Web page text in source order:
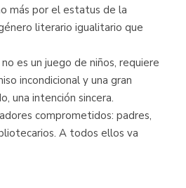
más por el estatus de la
literario igualitario que
es un juego de niños, requiere
incondicional y una gran
una intención sincera.
comprometidos: padres,
A todos ellos va